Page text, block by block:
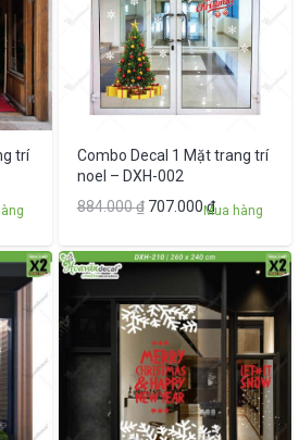
trí
Combo Decal 1 Mặt trang trí
noel – DXH-002
884.000₫ Giá
là:
707.000₫Giá
tại
707.000 ₫.
Mua hàng